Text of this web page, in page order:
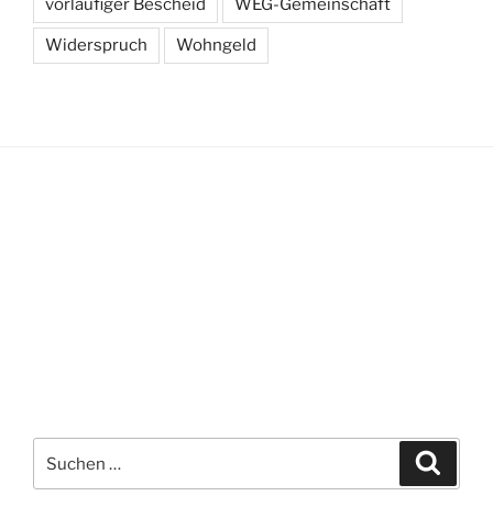
vorläufiger Bescheid WEG-Gemeinschaft
Widerspruch Wohngeld
nach: